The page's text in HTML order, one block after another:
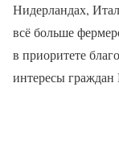
Нидерландах,
всё больше
в приоритете
интересы граждан